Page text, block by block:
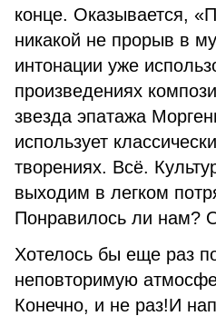
конце. Оказывается,
никакой не прорыв в
интонации уже
произведениях
звезда эпатажа
использует
творениях. Всё.
выходим в легком
Понравилось ли нам?
Хотелось бы еще раз
неповторимую
Конечно, и не раз!И